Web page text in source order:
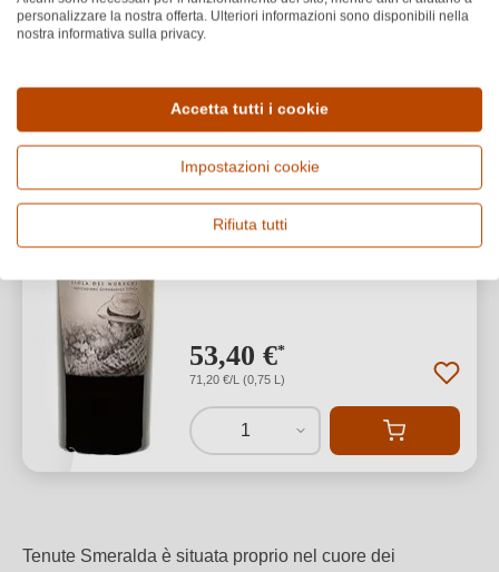
Tenute Smeralda
2021 Sapienti Isola dei
Isola dei Nuraghi IGP
Cuvée (Rosso)
53,40 €*
71,20 €/L (0,75 L)
1
Tenute Smeralda è situata proprio nel cuore dei
personalizzare la nostra offerta. Ulteriori informazioni sono disponibili nella
nostra informativa sulla privacy.
Accetta tutti i cookie
Impostazioni cookie
Rifiuta tutti